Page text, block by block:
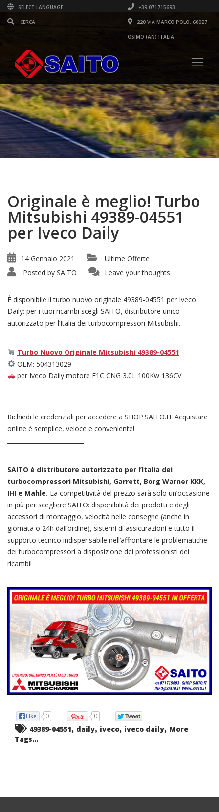
SELECT LANGUAGE +39 071715693
220 VIA MARCO POLO, 60027
OSIMO (AN) ITALIA
Originale è meglio! Turbo
Mitsubishi 49389-04551
per Iveco Daily
14 Gennaio 2021
Ultime Offerte
Posted by SAITO Leave your thoughts
È disponibile il turbo nuovo originale 49389-04551 per Iveco
Daily: per i tuoi ricambi scegli SAITO, distributore unico
autorizzato per l’Italia dei turbocompressori Mitsubishi.
Turbo Nuovo Originale Mitsubishi 49389-04551
OEM: 504313029
per Iveco Daily motore F1C CNG 3.0L 100Kw 136CV
Richiedi le credenziali per accedere a SHOP.SAITO.IT Acquistare
online è semplice, veloce e conveniente!
SAITO è distributore autorizzato per l’Italia dei
turbocompressori Mitsubishi, Garrett, Borg Warner KKK,
IHI e Mahle. La competitività del prezzo sarà solo un’occasione
in più per scegliere SAITO: disponibilità dei prodotti e degli
accessori di montaggio, velocità nelle consegne (anche in
giornata o 24h dall’ordine), sistemi di assicurazioni e tutto il
supporto tecnico indispensabile nell’affrontare le problematiche
dei turbocompressori a disposizione dei professionisti dei
ricambi!
0 0
49389-04551, daily, iveco, iveco daily, More
Tags...